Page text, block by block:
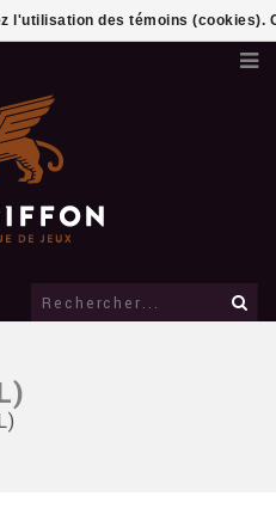
l'utilisation des témoins